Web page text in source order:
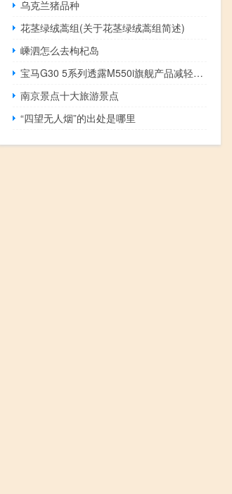
乌克兰猪品种
花茎绿绒蒿组(关于花茎绿绒蒿组简述)
嵊泗怎么去枸杞岛
宝马G30 5系列透露M550i旗舰产品减轻100公斤重量
南京景点十大旅游景点
“四望无人烟”的出处是哪里